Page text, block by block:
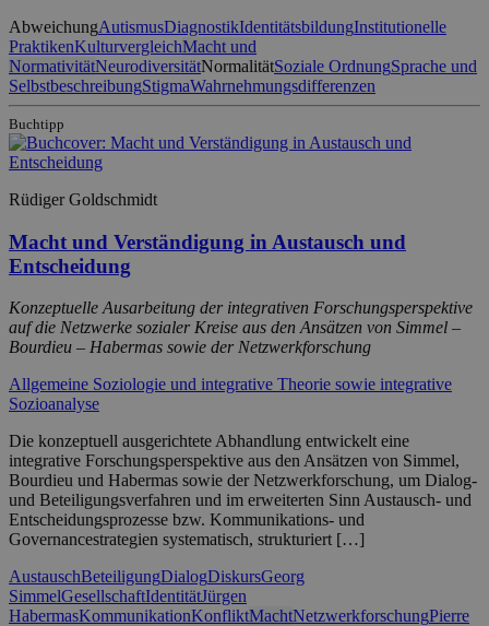
AbweichungAutismusDiagnostikIdentitätsbildungInstitutionelle
PraktikenKulturvergleichMacht und
NormativitätNeurodiversitätNormalitätSoziale OrdnungSprache und
SelbstbeschreibungStigmaWahrnehmungsdifferenzen
Buchtipp
Rüdiger Goldschmidt
Macht und Verständigung in Austausch und
Entscheidung
Konzeptuelle Ausarbeitung der integrativen Forschungsperspektive
auf die Netzwerke sozialer Kreise aus den Ansätzen von Simmel –
Bourdieu – Habermas sowie der Netzwerkforschung
Allgemeine Soziologie und integrative Theorie sowie integrative
Sozioanalyse
Die konzeptuell ausgerichtete Abhandlung entwickelt eine
integrative Forschungsperspektive aus den Ansätzen von Simmel,
Bourdieu und Habermas sowie der Netzwerkforschung, um Dialog-
und Beteiligungsverfahren und im erweiterten Sinn Austausch- und
Entscheidungsprozesse bzw. Kommunikations- und
Governancestrategien systematisch, strukturiert […]
AustauschBeteiligungDialogDiskursGeorg
SimmelGesellschaftIdentitätJürgen
HabermasKommunikationKonfliktMachtNetzwerkforschungPierre